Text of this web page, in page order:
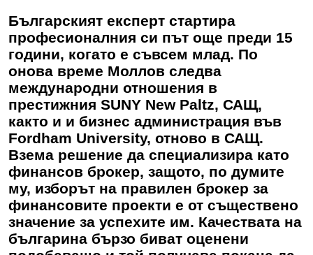
Българският експерт стартира
професионалния си път още преди 15
години, когато е съвсем млад. По
онова време Моллов следва
международни отношения в
престижния SUNY New Paltz, САЩ,
както и и бизнес администрация във
Fordham University, отново в САЩ.
Взема решение да специализира като
финансов брокер, защото, по думите
му, изборът на правилен брокер за
финансовите проекти е от съществено
значение за успехите им. Качествата на
българина бързо биват оценени